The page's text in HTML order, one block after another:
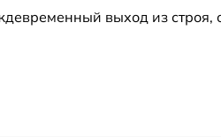
выход из строя,